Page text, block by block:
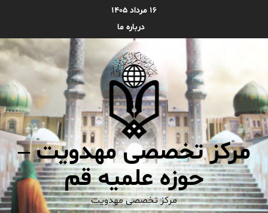
۱۶ مرداد ۱۴۰۵
درباره ما
مرکز تخصصی مهدویت –
حوزه علمیه قم
مرکز تخصصی مهدویت